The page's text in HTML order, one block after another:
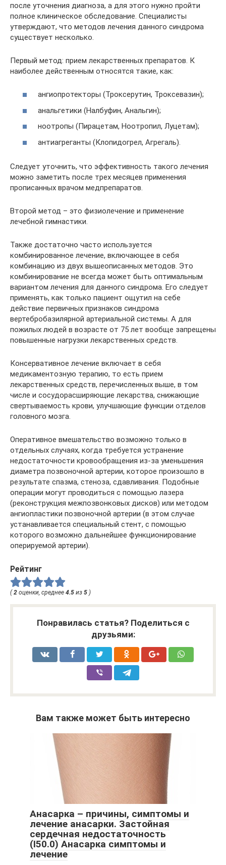
после уточнения диагноза, а для этого нужно пройти
полное клиническое обследование. Специалисты
утверждают, что методов лечения данного синдрома
существует несколько.
Первый метод: прием лекарственных препаратов. К
наиболее действенным относятся такие, как:
ангиопротекторы (Троксерутин, Троксевазин);
анальгетики (Налбуфин, Анальгин);
ноотропы (Пирацетам, Ноотропил, Луцетам);
антиагреганты (Клопидогрел, Агрегаль).
Следует уточнить, что эффективность такого лечения
можно заметить после трех месяцев применения
прописанных врачом медпрепаратов.
Второй метод – это физиолечение и применение
лечебной гимнастики.
Также достаточно часто используется
комбинированное лечение, включающее в себя
комбинацию из двух вышеописанных методов. Это
комбинирование не всегда может быть оптимальным
вариантом лечения для данного синдрома. Его следует
применять, как только пациент ощутил на себе
действие первичных признаков синдрома
вертебробазилярной артериальной системы. А для
пожилых людей в возрасте от 75 лет вообще запрещены
повышенные нагрузки лекарственных средств.
Консервативное лечение включает в себя
медикаментозную терапию, то есть прием
лекарственных средств, перечисленных выше, в том
числе и сосудорасширяющие лекарства, снижающие
свертываемость крови, улучшающие функции отделов
головного мозга.
Оперативное вмешательство возможно только в
отдельных случаях, когда требуется устранение
недостаточности кровообращения из-за уменьшения
диаметра позвоночной артерии, которое произошло в
результате спазма, стеноза, сдавливания. Подобные
операции могут проводиться с помощью лазера
(реконструкция межпозвонковых дисков) или методом
ангиопластики позвоночной артерии (в этом случае
устанавливается специальный стент, с помощью
которого возможно дальнейшее функционирование
оперируемой артерии).
Рейтинг
( 2 оценки, среднее 4.5 из 5 )
Понравилась статья? Поделиться с
друзьями:
Вам также может быть интересно
Анасарка – причины, симптомы и
лечение анасарки. Застойная
сердечная недостаточность
(I50.0) Анасарка симптомы и
лечение